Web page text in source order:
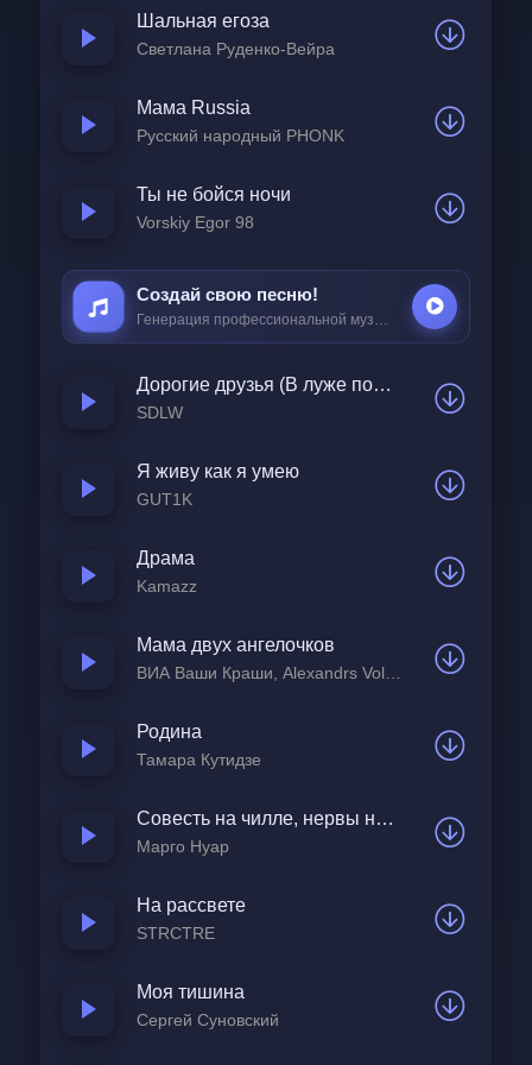
Как бы не так, этот тайм - главное
Когда катаешься в клубы?
Я хочу пить, хочу забыть
О, ты хочешь грубо!
Как мне дальше с тобой?
Я хочу релоадед
Перестань, малышка
Возьми мое всё
Я тебя очень, очень!
Забери всё, что хочешь
Даже когда ты молчишь
Зачем тебя люблю
Зачем?
Ты на другом конце города
Скажешь, опять перешёл
Шальная егоза
Светлана Руденко-Вейра
Мама Russia
Русский народный PHONK
Ты не бойся ночи
Vorskiy Egor 98
Создай свою песню!
Генерация профессиональной музыки всего за
Дорогие друзья (В луже под дождиком мокнет щенок)
SDLW
Я живу как я умею
GUT1K
Драма
Kamazz
Мама двух ангелочков
Родина
Тамара Кутидзе
Совесть на чилле, нервы на спа
Марго Нуар
На рассвете
STRCTRE
Моя тишина
Сергей Суновский